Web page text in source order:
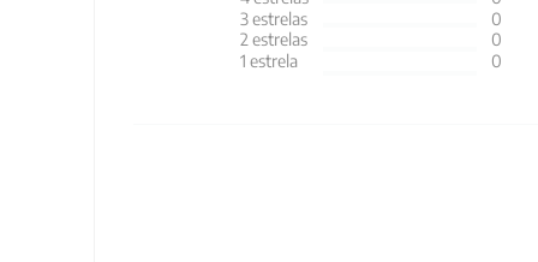
3estrelas
2 estrelas
1 estrela
0
0
0